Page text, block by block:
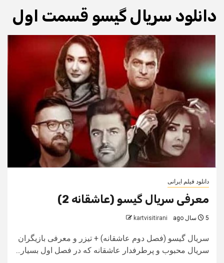
دانلود سریال گیسو قسمت اول
دانلود فیلم ایرانی
معرفی سریال گیسو (عاشقانه 2)
5 سال ago kartvisitirani
سریال گیسو (فصل دوم عاشقانه) + تیزر و معرفی بازیگران
سریال محبوب و پرطرفدار عاشقانه که در فصل اول بسیار...